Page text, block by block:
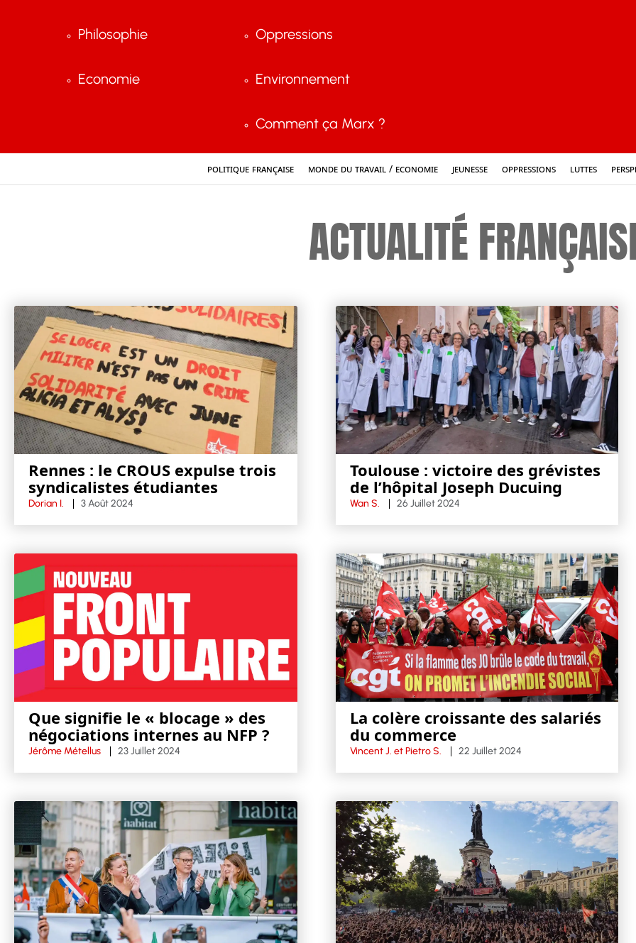
Philosophie
Economie
Oppressions
Environnement
Comment ça Marx ?
Politique française Monde du travail / Economie Jeunesse Oppressions Luttes
ACTUALITÉ
Rennes : le CROUS expulse trois
syndicalistes étudiantes
Dorian I. 3 Août 2024
Toulouse : victoire des grévistes
de l’hôpital Joseph Ducuing
Wan S. 26 Juillet 2024
Que signifie le « blocage » des
négociations internes au NFP ?
Jérôme Métellus 23 Juillet 2024
La colère croissante des salariés
du commerce
Vincent J. et Pietro S. 22 Juillet 2024